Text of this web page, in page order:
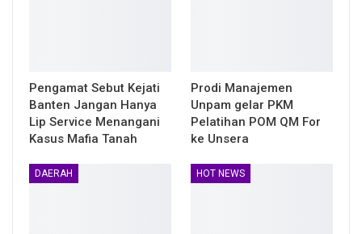
Pengamat Sebut Kejati
Banten Jangan Hanya
Lip Service Menangani
Kasus Mafia Tanah
Prodi Manajemen
Unpam gelar PKM
Pelatihan POM QM For
ke Unsera
DAERAH HOT NEWS